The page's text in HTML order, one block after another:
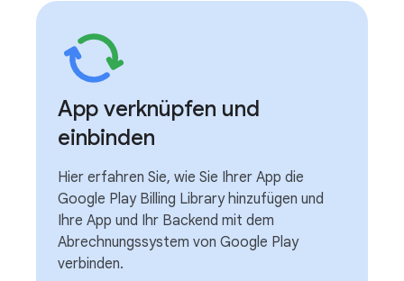
App verknüpfen und
einbinden
Hier erfahren Sie, wie Sie Ihrer App die
Google Play Billing Library hinzufügen und
Ihre App und Ihr Backend mit dem
Abrechnungssystem von Google Play
verbinden.